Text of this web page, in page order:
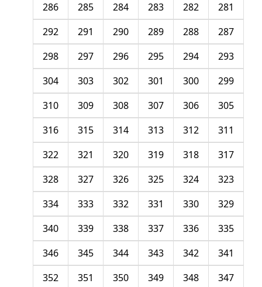
281
282
283
284
285
286
287
288
289
290
291
292
293
294
295
296
297
298
299
300
301
302
303
304
305
306
307
308
309
310
311
312
313
314
315
316
317
318
319
320
321
322
323
324
325
326
327
328
329
330
331
332
333
334
335
336
337
338
339
340
341
342
343
344
345
346
347
348
349
350
351
352